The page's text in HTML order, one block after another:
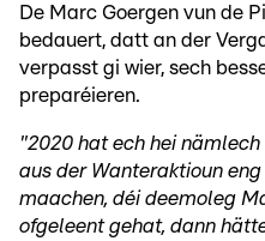
De Marc Goergen vun de
bedauert, datt an der
verpasst gi wier, sech
preparéieren.
"2020 hat ech hei
aus der Wanteraktioun
maachen, déi deemoleg
ofgeleent gehat, dann